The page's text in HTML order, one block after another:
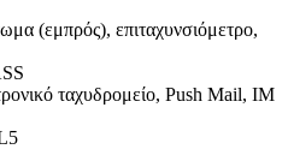
(εμπρός), επιταχυνσιόμετρο,
ταχυδρομείο, Push Mail, IM